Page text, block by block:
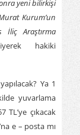
yeni bilirkişi
Kurum’un
İliç Araştırma
hakiki
Ya 1
yuvarlama
TL’ye çıkacak
e – posta mı